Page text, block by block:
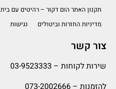
תקנון האתר הום דקור – רהיטים עם בית
מדיניות החזרות וביטולים
נגישות
צור קשר
שירות לקוחות – 03-9523333
להזמנות – 073-2002666